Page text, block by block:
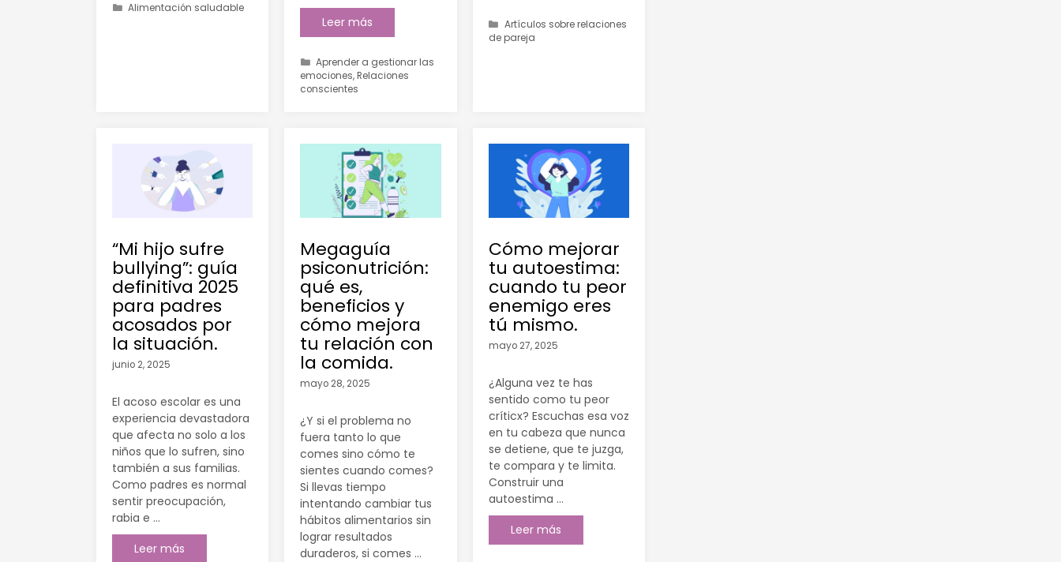
Alimentación saludable
Leer más
Aprender a gestionar las
emociones,Relaciones
conscientes
Artículos sobre relaciones
de pareja
“Mi hijo sufre
bullying”: guía
definitiva 2025
para padres
acosados por
la situación.
junio 2, 2025
El acoso escolar es una
experiencia devastadora
que afecta no solo a los
niños que lo sufren, sino
también a sus familias.
Como padres es normal
sentir preocupación,
rabia e …
Leer más
Megaguía
psiconutrición:
qué es,
beneficios y
cómo mejora
tu relación con
la comida.
mayo 28, 2025
¿Y si el problema no
fuera tanto lo que
comes sino cómo te
sientes cuando comes?
Si llevas tiempo
intentando cambiar tus
hábitos alimentarios sin
lograr resultados
duraderos, si comes …
Cómo mejorar
tu autoestima:
cuando tu peor
enemigo eres
tú mismo.
mayo 27, 2025
¿Alguna vez te has
sentido como tu peor
críticx? Escuchas esa voz
en tu cabeza que nunca
se detiene, que te juzga,
te compara y te limita.
Construir una
autoestima …
Leer más